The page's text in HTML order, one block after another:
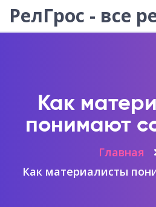
РелГрос - все
Как
понимают
Главная
Как материалисты